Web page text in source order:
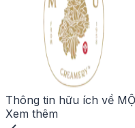
Thông tin hữu ích về
Xem thêm